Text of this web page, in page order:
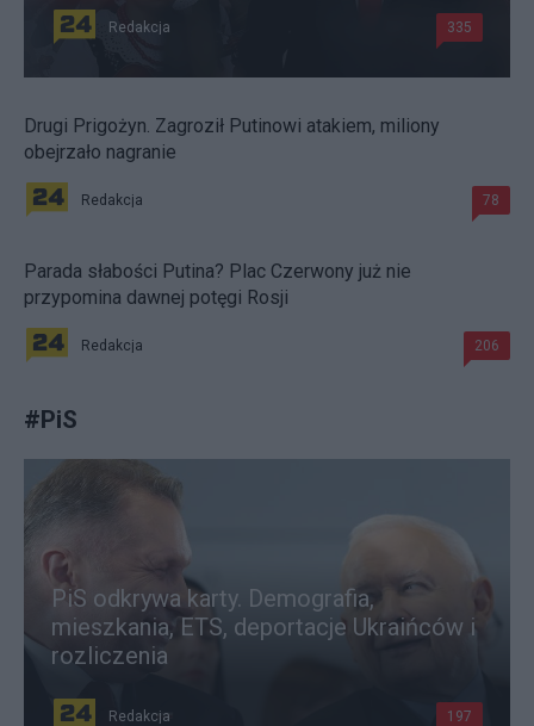
Redakcja 335
Drugi Prigożyn. Zagroził Putinowi atakiem, miliony
obejrzało nagranie
Redakcja 78
Parada słabości Putina? Plac Czerwony już nie
przypomina dawnej potęgi Rosji
Redakcja 206
#PiS
PiS odkrywa karty. Demografia,
mieszkania, ETS, deportacje Ukraińców i
rozliczenia
Redakcja 197